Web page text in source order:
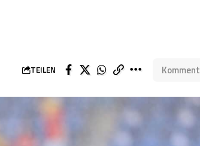
TEILEN